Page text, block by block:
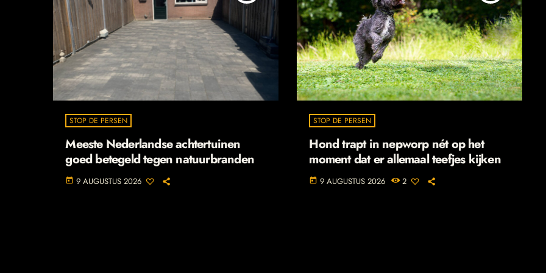
STOP DE PERSEN
Meeste Nederlandse achtertuinen
goed betegeld tegen natuurbranden
today 9 AUGUSTUS 2026
STOP DE PERSEN
Hond trapt in nepworp nét op het
moment dat er allemaal teefjes kijken
today 9 AUGUSTUS 2026 2